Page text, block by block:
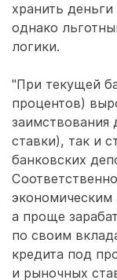
хранить
однако
логики.
"При текущей
процентов)
заимствования
ставки), так и
банковских
экономическим
а проще
по своим
кредита под
и рыночных